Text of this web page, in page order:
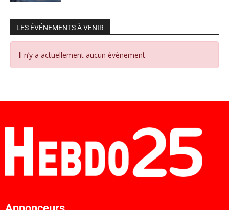
LES ÉVÉNEMENTS À VENIR
Il n’y a actuellement aucun évènement.